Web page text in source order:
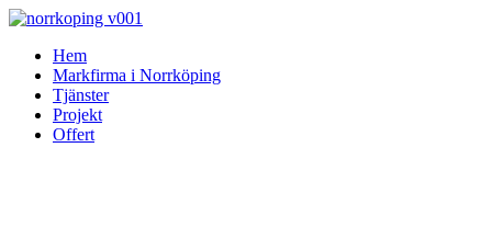
Skip
contentHem
Markfirma i Norrköping
Tjänster
Projekt
Offert